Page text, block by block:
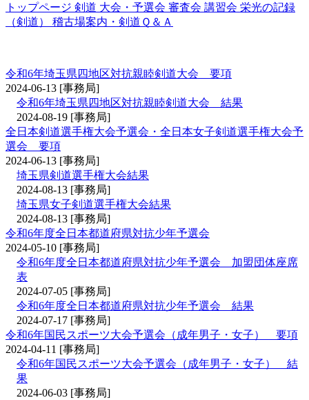
トップページ 剣道 大会・予選会 審査会 講習会 栄光の記録
（剣道） 稽古場案内・剣道Ｑ＆Ａ
令和6年埼玉県四地区対抗親睦剣道大会 要項
2024-06-13 [事務局]
令和6年埼玉県四地区対抗親睦剣道大会 結果
2024-08-19 [事務局]
全日本剣道選手権大会予選会・全日本女子剣道選手権大会予
選会 要項
2024-06-13 [事務局]
埼玉県剣道選手権大会結果
2024-08-13 [事務局]
埼玉県女子剣道選手権大会結果
2024-08-13 [事務局]
令和6年度全日本都道府県対抗少年予選会
2024-05-10 [事務局]
令和6年度全日本都道府県対抗少年予選会 加盟団体座席
表
2024-07-05 [事務局]
令和6年度全日本都道府県対抗少年予選会 結果
2024-07-17 [事務局]
令和6年国民スポーツ大会予選会（成年男子・女子） 要項
2024-04-11 [事務局]
令和6年国民スポーツ大会予選会（成年男子・女子） 結
果
2024-06-03 [事務局]